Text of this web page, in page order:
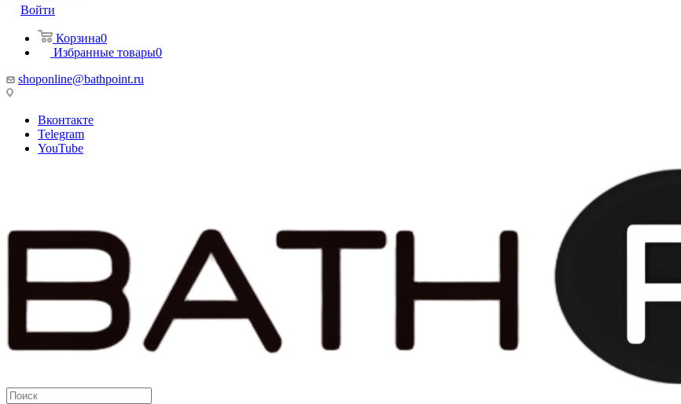
Войти
Корзина0
Избранные товары0
shoponline@bathpoint.ru
Вконтакте
Telegram
YouTube